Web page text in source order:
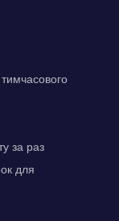
за раз
для